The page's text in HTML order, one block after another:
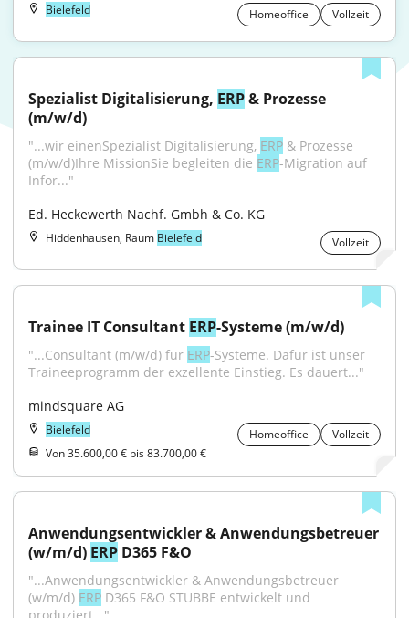
Bielefeld Homeoffice Vollzeit
Spezialist Digitalisierung, ERP & Prozesse
(m/w/d)
"...wir einenSpezialist Digitalisierung, ERP & Prozesse
(m⁠/⁠w⁠/⁠d)Ihre MissionSie begleiten die ERP-Migration auf
Infor..."
Ed. Heckewerth Nachf. Gmbh & Co. KG
Hiddenhausen, Raum Bielefeld Vollzeit
Trainee IT Consultant ERP-Systeme (m/w/d)
"...Consultant (m/w/d) für ERP-Systeme. Dafür ist unser
Traineeprogramm der exzellente Einstieg. Es dauert..."
mindsquare AG
Bielefeld Homeoffice
Vollzeit
Von 35.600,00 € bis 83.700,00 €
Anwendungsentwickler & Anwendungsbetreuer
(w/m/d) ERP D365 F&O
"...Anwendungsentwickler & Anwendungsbetreuer
(w/m/d) ERP D365 F&O STÜBBE entwickelt und